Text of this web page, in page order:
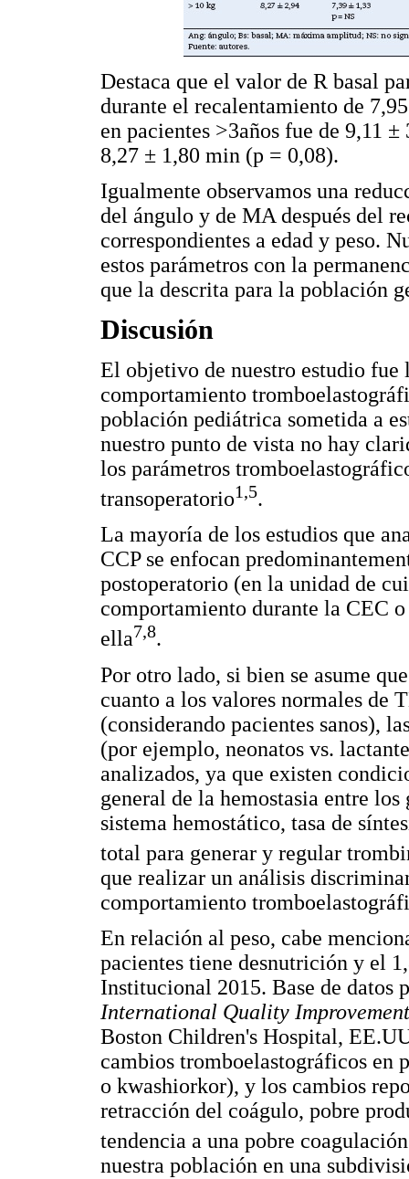
Destaca que el valor de R basal
durante el recalentamiento de
en pacientes >3años fue de 9,11
8,27 ± 1,80 min (p = 0,08).
Igualmente observamos una
del ángulo y de MA después del
correspondientes a edad y peso.
estos parámetros con la
que la descrita para la población
Discusión
El objetivo de nuestro estudio
comportamiento
población pediátrica sometida a
nuestro punto de vista no hay
los parámetros
transoperatorio1,5.
La mayoría de los estudios que
CCP se enfocan
postoperatorio (en la unidad de
comportamiento durante la CEC
ella7,8.
Por otro lado, si bien se asume
cuanto a los valores normales de
(considerando pacientes sanos),
(por ejemplo, neonatos vs.
analizados, ya que existen
general de la hemostasia entre
sistema hemostático, tasa de
total para generar y regular
que realizar un análisis
comportamiento
En relación al peso, cabe
pacientes tiene desnutrición y el
Institucional 2015. Base de datos
International Quality
Boston Children's Hospital,
cambios tromboelastográficos en
o kwashiorkor), y los cambios
retracción del coágulo, pobre
tendencia a una pobre coagulación
nuestra población en una